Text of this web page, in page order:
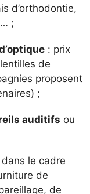
d’orthodontie,
;
: prix
de
proposent
;
auditifs ou
le cadre
de
de